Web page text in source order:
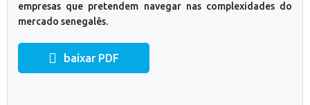
empresas que pretendem navegar nas complexidades do
mercado senegalês.
baixar PDF